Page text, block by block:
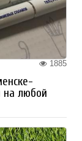
1885
на любой